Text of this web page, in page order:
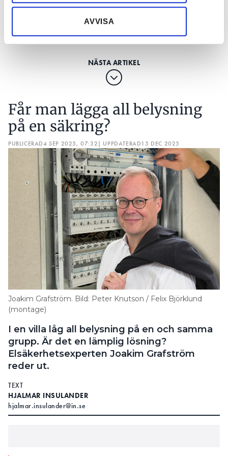
samlat in när du har använt deras tjänster.
AVVISA
säkring?
utebelysningen
jordas?
om de går
Får man lägga all belysning
på en säkring?
PUBLICERAD4 SEP 2025, 07:32| UPPDATERAD15 DEC 2025
Joakim Grafström. Bild: Peter Knutson / Felix Björklund
(montage)
I en villa låg all belysning på en och samma
grupp. Är det en lämplig lösning?
Elsäkerhetsexperten Joakim Grafström
reder ut.
TEXT
HJALMAR INSULANDER
hjalmar.insulander@in.se